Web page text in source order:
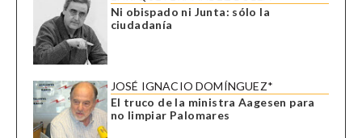
Ni obispado ni Junta: sólo la
ciudadanía
JOSÉ IGNACIO DOMÍNGUEZ*
El truco de la ministra Aagesen para
no limpiar Palomares